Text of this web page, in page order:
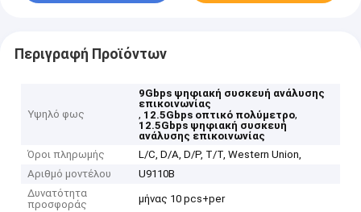
Περιγραφή Προϊόντων
Υψηλό φως
9Gbps ψηφιακή συσκευή ανάλυσης
επικοινωνίας
, 12.5Gbps οπτικό πολύμετρο,
12.5Gbps ψηφιακή συσκευή
ανάλυσης επικοινωνίας
Όροι πληρωμής
L/C, D/A, D/P, T/T, Western Union,
Αριθμό μοντέλου
U9110B
Δυνατότητα
προσφοράς
μήνας 10 pcs+per